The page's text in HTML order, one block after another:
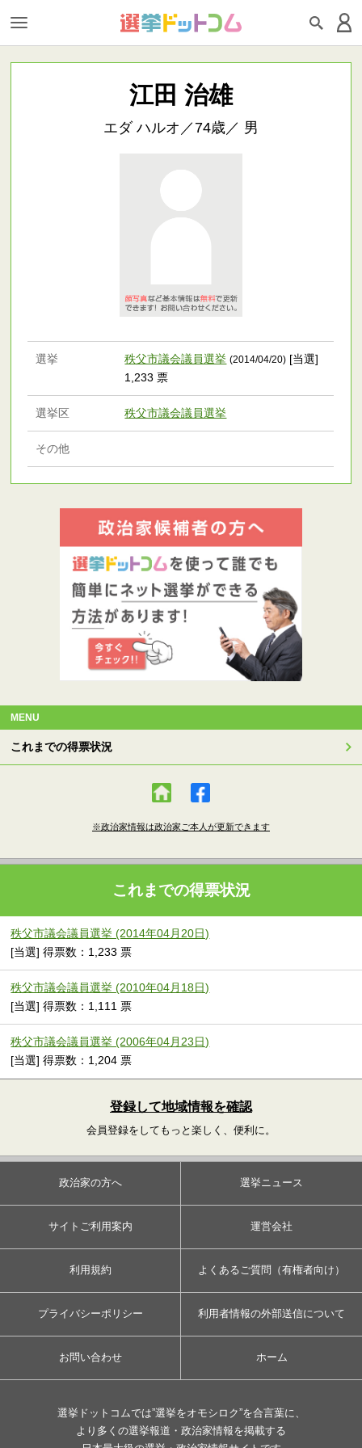
江田 治雄
エダ ハルオ／74歳／ 男
選挙 秩父市議会議員選挙 (2014/04/20) [当選]
1,233 票
選挙区 秩父市議会議員選挙
その他
MENU
これまでの得票状況
※政治家情報は政治家ご本人が更新できます
これまでの得票状況
秩父市議会議員選挙 (2014年04月20日)
[当選] 得票数：1,233 票
秩父市議会議員選挙 (2010年04月18日)
[当選] 得票数：1,111 票
秩父市議会議員選挙 (2006年04月23日)
[当選] 得票数：1,204 票
登録して地域情報を確認
会員登録をしてもっと楽しく、便利に。
政治家の方へ 選挙ニュース
サイトご利用案内 運営会社
利用規約 よくあるご質問（有権者向け）
プライバシーポリシー 利用者情報の外部送信について
お問い合わせ ホーム
選挙ドットコムでは”選挙をオモシロク”を合言葉に、
より多くの選挙報道・政治家情報を掲載する